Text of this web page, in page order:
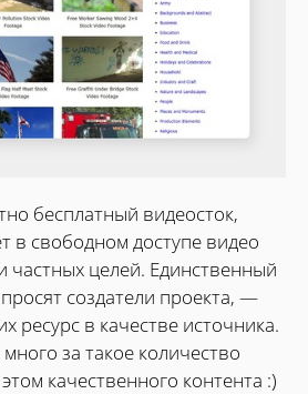
бесплатный видеосток,
в свободном доступе видео
частных целей. Единственный
создатели проекта, —
ресурс в качестве источника.
за такое количество
качественного контента :)